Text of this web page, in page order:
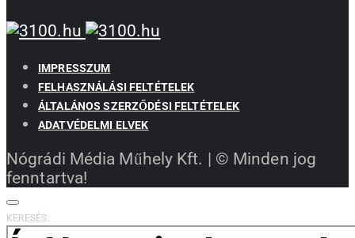
IMPRESSZUM
FELHASZNÁLÁSI FELTÉTELEK
ÁLTALÁNOS SZERZŐDÉSI FELTÉTELEK
ADATVÉDELMI ELVEK
Nógrádi Média Műhely Kft. | © Minden jog
fenntartva!
KERESÉS: